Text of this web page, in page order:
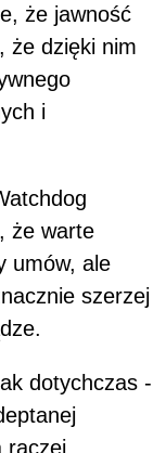
że jawność
że dzięki nim
i
że warte
umów, ale
szerzej
dotychczas -
raczej